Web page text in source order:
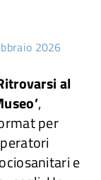
2026
al
,
per
e